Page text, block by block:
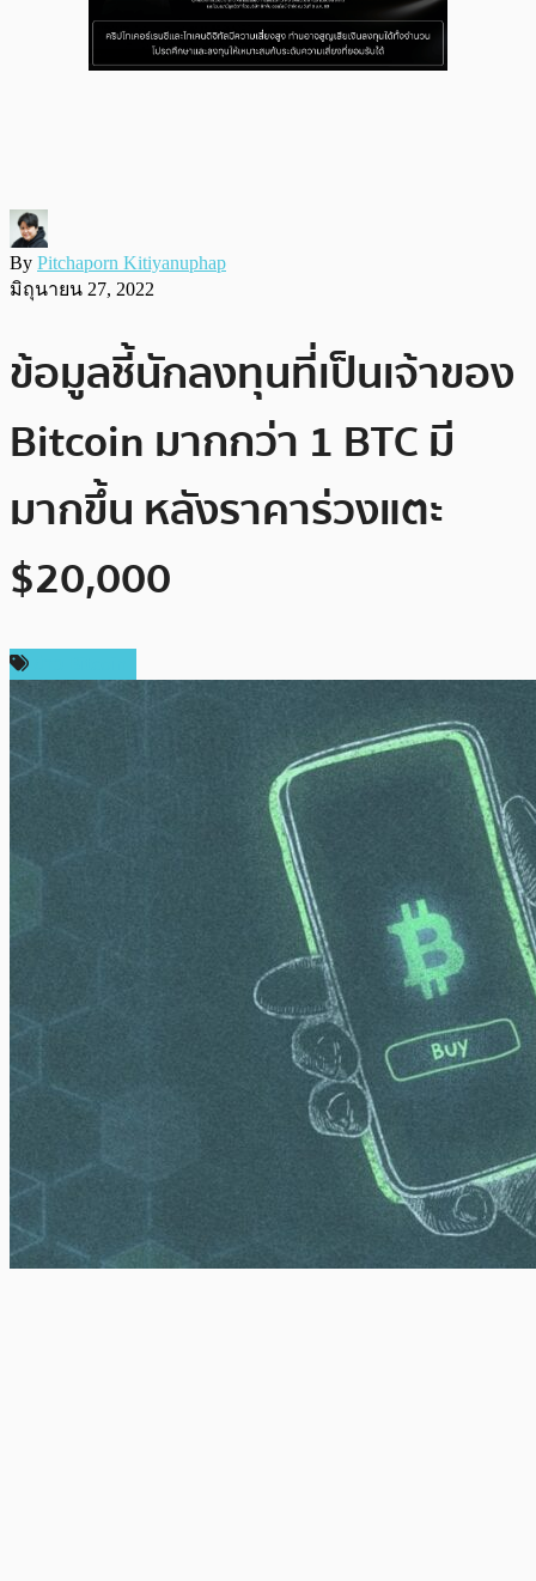
By Pitchaporn Kitiyanuphap
มิถุนายน 27, 2022
ข้อมูลชี้นักลงทุนที่เป็นเจ้าของ
Bitcoin มากกว่า 1 BTC มี
มากขึ้น หลังราคาร่วงแตะ
$20,000